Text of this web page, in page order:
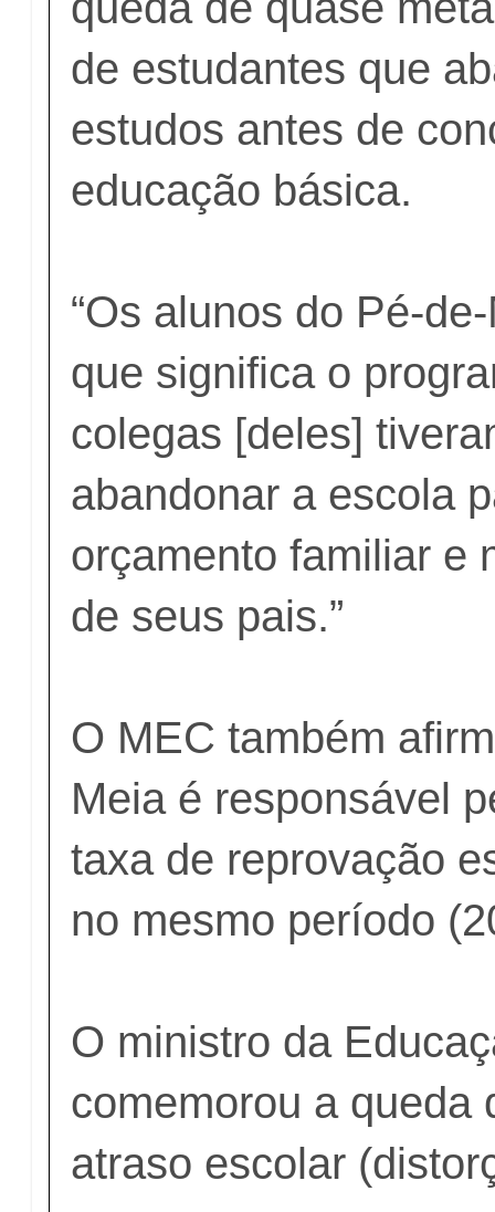
de estudantes que
estudos antes de
educação básica.
“Os alunos do Pé-
que significa o
colegas [deles]
abandonar a escola
orçamento familiar e
de seus pais.”
O MEC também
Meia é responsável
taxa de reprovação
no mesmo período
O ministro da
comemorou a queda
atraso escolar